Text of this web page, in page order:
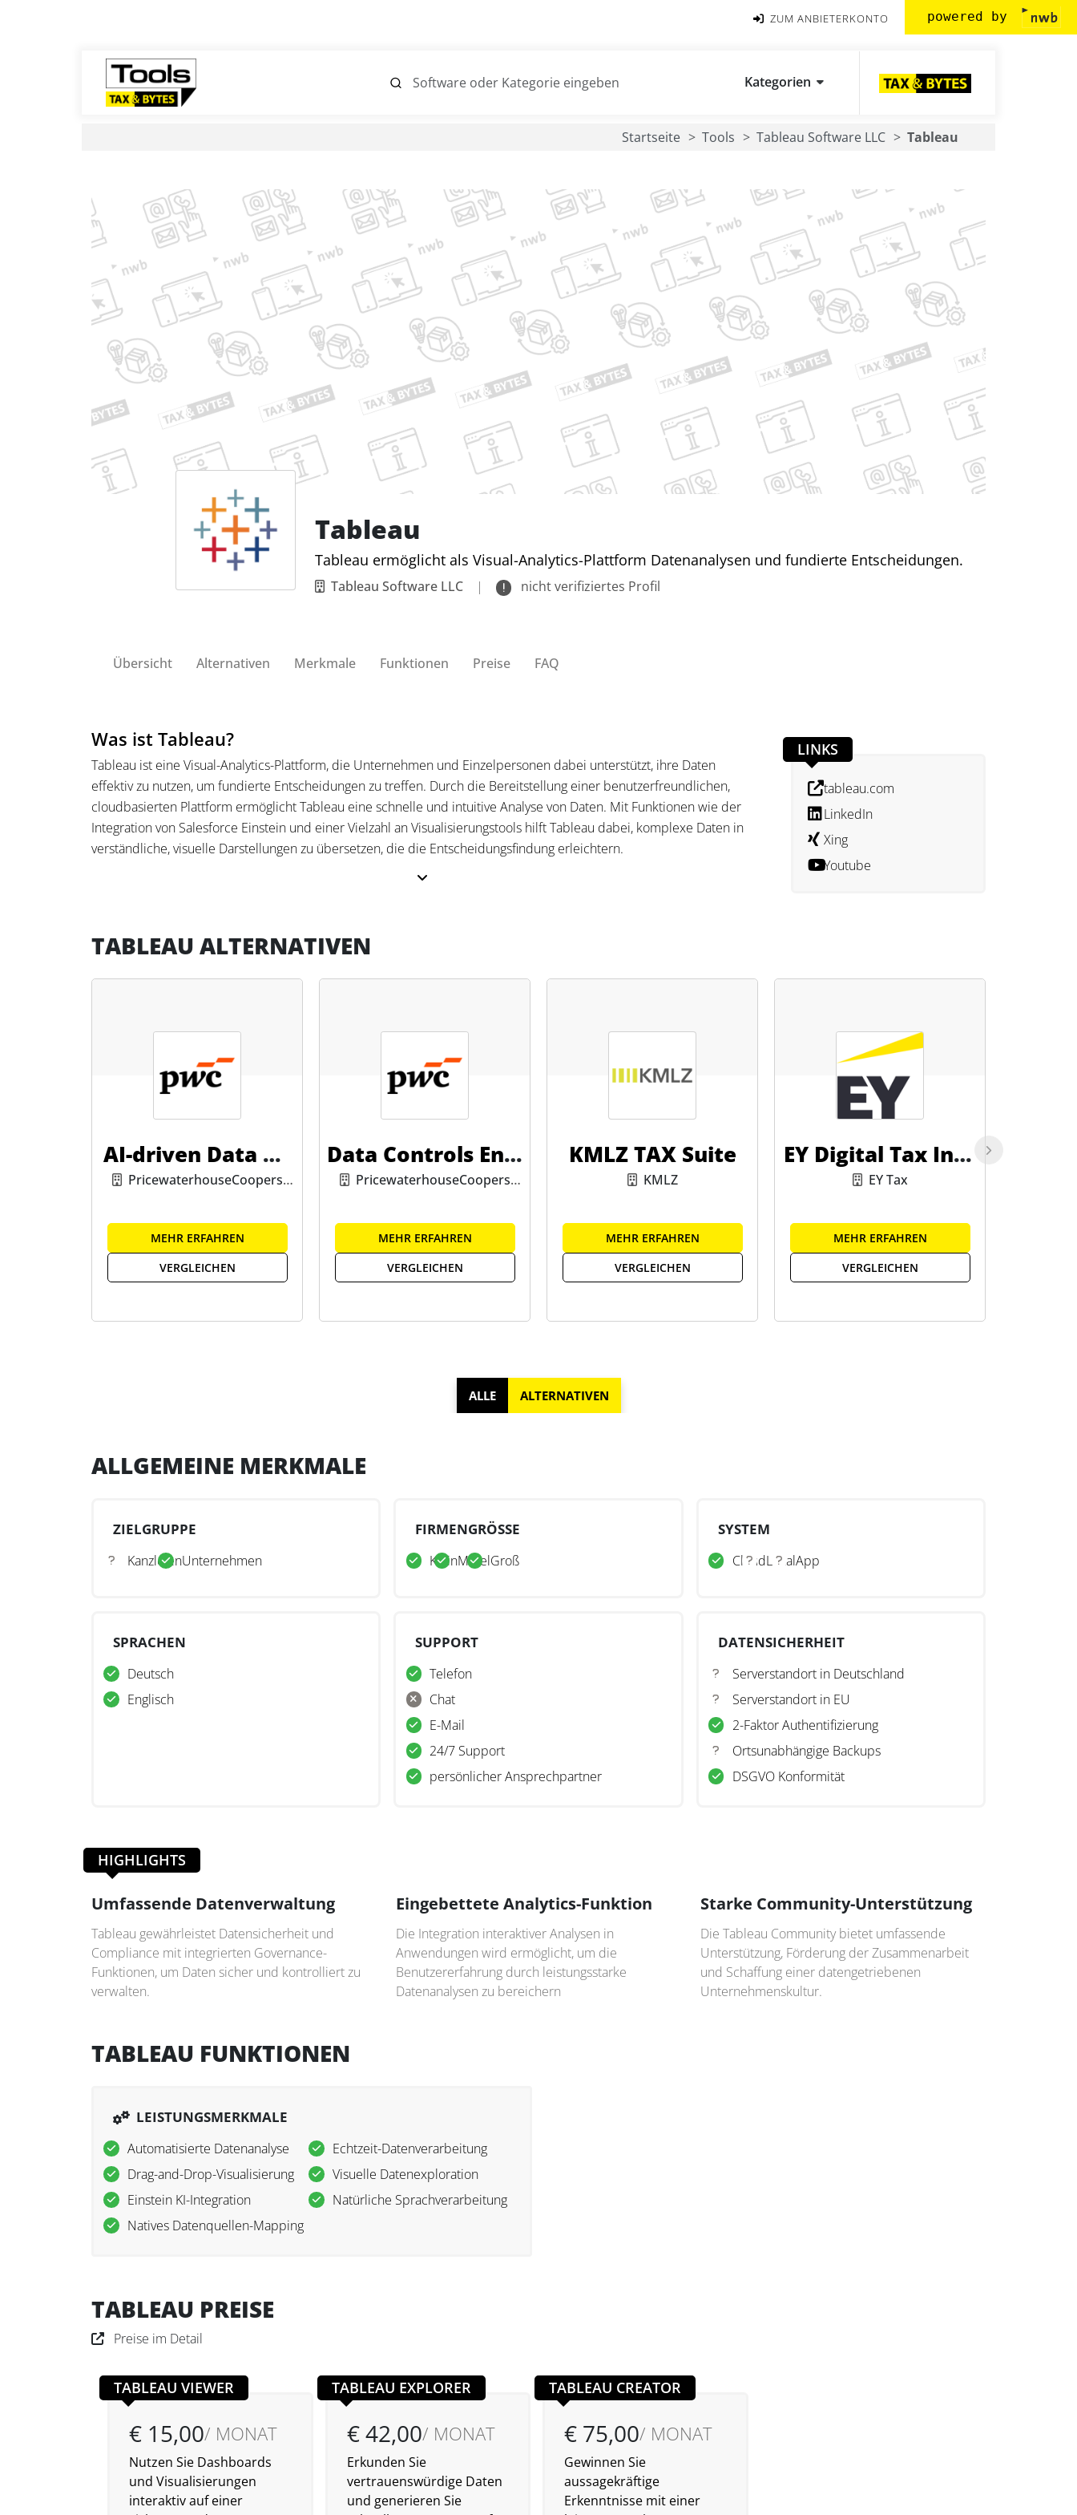
ZUM ANBIETERKONTO powered by
Kategorien
Startseite Tools Tableau Software LLC Tableau
Tableau
Tableau ermöglicht als Visual-Analytics-Plattform Datenanalysen und fundierte Entscheidungen.
Tableau Software LLC | nicht verifiziertes Profil
Übersicht Alternativen Merkmale Funktionen Preise FAQ
Was ist Tableau?
Tableau ist eine Visual-Analytics-Plattform, die Unternehmen und Einzelpersonen dabei unterstützt, ihre Daten
effektiv zu nutzen, um fundierte Entscheidungen zu treffen. Durch die Bereitstellung einer benutzerfreundlichen,
cloudbasierten Plattform ermöglicht Tableau eine schnelle und intuitive Analyse von Daten. Mit Funktionen wie der
Integration von Salesforce Einstein und einer Vielzahl an Visualisierungstools hilft Tableau dabei, komplexe Daten in
verständliche, visuelle Darstellungen zu übersetzen, die die Entscheidungsfindung erleichtern.
verwalten und zu analysieren. Mit der Unterstützung von KI-Technologien und einem hohen Maß an Flexibilität in der
Datenintegration können Steuerfachleute schnell Erkenntnisse gewinnen und datenbasierte Strategien entwickeln.
Die Plattform bietet maßgeschneiderte Lösungen für verschiedene Branchen, wodurch Unternehmen ihre
LINKS
tableau.com
LinkedIn
Xing
Youtube
TABLEAU ALTERNATIVEN
AI-driven Data An
alytics
PricewaterhouseCoopers
MEHR ERFAHREN
VERGLEICHEN
Data Controls Engi
ne
PricewaterhouseCoopers
MEHR ERFAHREN
VERGLEICHEN
KMLZ TAX Suite
KMLZ
MEHR ERFAHREN
VERGLEICHEN
EY Digital Tax Inte
lligence
EY Tax
MEHR ERFAHREN
VERGLEICHEN
ALLE ALTERNATIVEN
ALLGEMEINE MERKMALE
ZIELGRUPPE
KanzleienUnternehmen
FIRMENGRÖSSE
KleinMittelGroß
SYSTEM
CloudLokalApp
SPRACHEN
Deutsch
Englisch
SUPPORT
Telefon
Chat
E-Mail
24/7 Support
persönlicher Ansprechpartner
DATENSICHERHEIT
Serverstandort in Deutschland
Serverstandort in EU
2-Faktor Authentifizierung
Ortsunabhängige Backups
DSGVO Konformität
HIGHLIGHTS
Umfassende Datenverwaltung
Tableau gewährleistet Datensicherheit und
Compliance mit integrierten Governance-
Funktionen, um Daten sicher und kontrolliert zu
verwalten.
Eingebettete Analytics-Funktion
Die Integration interaktiver Analysen in
Anwendungen wird ermöglicht, um die
Benutzererfahrung durch leistungsstarke
Datenanalysen zu bereichern
Starke Community-Unterstützung
Die Tableau Community bietet umfassende
Unterstützung, Förderung der Zusammenarbeit
und Schaffung einer datengetriebenen
Unternehmenskultur.
TABLEAU FUNKTIONEN
LEISTUNGSMERKMALE
Automatisierte Datenanalyse
Drag-and-Drop-Visualisierung
Einstein KI-Integration
Natives Datenquellen-Mapping
Echtzeit-Datenverarbeitung
Visuelle Datenexploration
Natürliche Sprachverarbeitung
TABLEAU PREISE
Preise im Detail
TABLEAU VIEWER
€ 15,00/ MONAT
Nutzen Sie Dashboards
und Visualisierungen
interaktiv auf einer
TABLEAU EXPLORER
€ 42,00/ MONAT
Erkunden Sie
vertrauenswürdige Daten
und generieren Sie
TABLEAU CREATOR
€ 75,00/ MONAT
Gewinnen Sie
aussagekräftige
Erkenntnisse mit einer